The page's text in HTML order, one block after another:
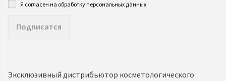
Я согласен на обработку персональных данных
Подписатся
Эксклюзивный дистрибьютор косметологического